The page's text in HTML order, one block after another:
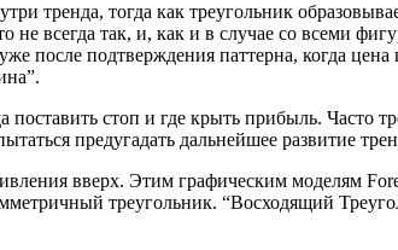
тренда, тогда как треугольник
всегда так, и, как и в случае со всеми
после подтверждения паттерна, когда
поставить стоп и где крыть прибыль. Часто
предугадать дальнейшее развитие
вверх. Этим графическим моделям
треугольник. “Восходящий